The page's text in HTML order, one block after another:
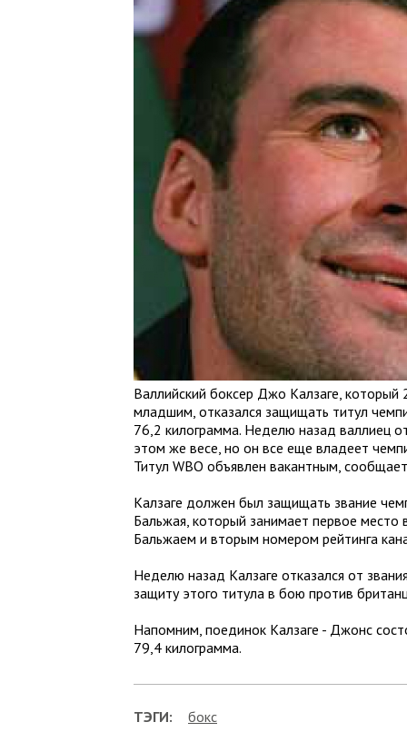
Валлийский боксер Джо Калзаге,
младшим, отказался защищать титул
76,2 килограмма. Неделю назад валлиец
этом же весе, но он все еще владеет
Титул WBO объявлен вакантным,
Калзаге должен был защищать звание
Бальжая, который занимает первое место
Бальжаем и вторым номером рейтинга
Неделю назад Калзаге отказался от
защиту этого титула в бою против
Напомним, поединок Калзаге - Джонс
79,4 килограмма.
ТЭГИ: бокс